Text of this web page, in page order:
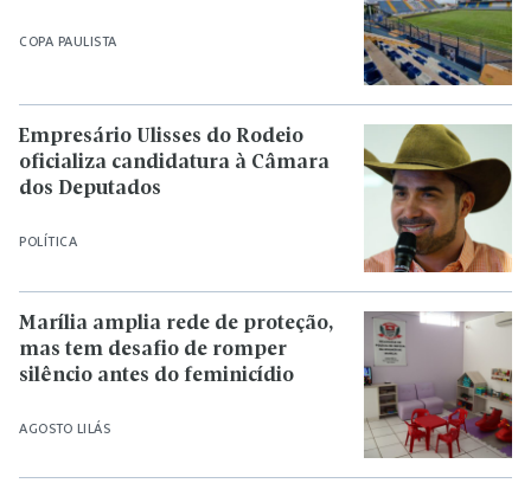
COPA PAULISTA
POLÍTICA
Empresário Ulisses do Rodeio
oficializa candidatura à Câmara
dos Deputados
AGOSTO LILÁS
Marília amplia rede de proteção,
mas tem desafio de romper
silêncio antes do feminicídio